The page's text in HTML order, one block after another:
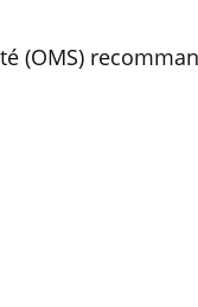
(OMS)